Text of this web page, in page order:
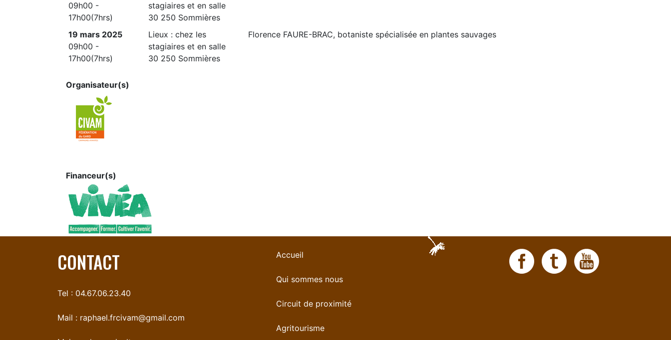
09h00 -
17h00(7hrs)
stagiaires et en salle
30 250 Sommières
19 mars 2025
09h00 -
17h00(7hrs)
Lieux : chez les
stagiaires et en salle
30 250 Sommières
Florence FAURE-BRAC, botaniste spécialisée en plantes sauvages
Organisateur(s)
Financeur(s)
CONTACT
Tel : 04.67.06.23.40
Mail : raphael.frcivam@gmail.com
Accueil
Qui sommes nous
Circuit de proximité
Agritourisme